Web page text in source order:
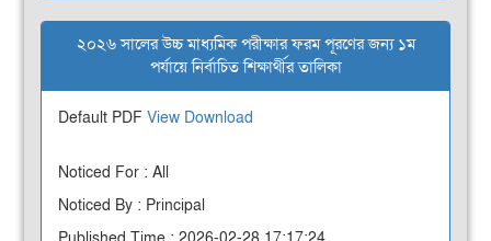
২০২৬ সালের উচ্চ মাধ্যমিক পরীক্ষার ফরম পূরণের জন্য ১ম
পর্যায়ে নির্বাচিত শিক্ষার্থীর তালিকা
Default PDFView Download
Noticed For : All
Noticed By : Principal